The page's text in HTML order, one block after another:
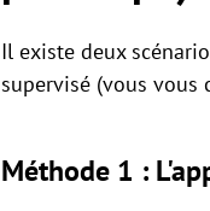
Il existe deux
supervisé (vous vous
Méthode 1 :